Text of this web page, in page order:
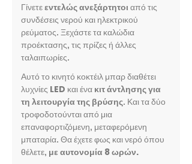
Γίνετεεντελώς ανεξάρτητοι από τις
συνδέσεις νερού και ηλεκτρικού
ρεύματος. Ξεχάστε τα καλώδια
προέκτασης, τις πρίζες ή άλλες
ταλαιπωρίες.
Αυτό το κινητό κοκτέιλ μπαρ διαθέτει
λυχνίες LED και ένα κιτ άντλησης για
τη λειτουργία της βρύσης. Και τα δύο
τροφοδοτούνται από μια
επαναφορτιζόμενη, μεταφερόμενη
μπαταρία. Θα έχετε φως και νερό όπου
θέλετε, με αυτονομία 8 ωρών.